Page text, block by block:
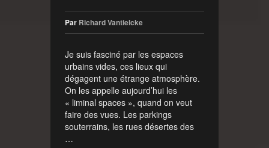
Par Richard Vantielcke
Je suis fasciné par les espaces
urbains vides, ces lieux qui
dégagent une étrange atmosphère.
On les appelle aujourd’hui les
« liminal spaces », quand on veut
faire des vues. Les parkings
souterrains, les rues désertes des
…